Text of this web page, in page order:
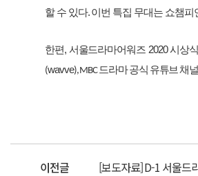
할 수 있다.이번 특집 무대는 쇼챔피
한편, 서울드라마어워즈 2020시상
(wavve), MBC 드라마공식 유튜브 채
이전글 [보도자료] D-1 서울드